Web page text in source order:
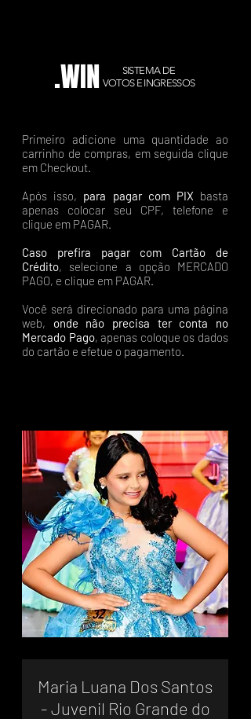
.WIN
SISTEMA DE
VOTOS E INGRESSOS
Primeiro adicione uma quantidade ao
carrinho de compras, em seguida clique
em Checkout.
Após isso, para pagar com PIX basta
apenas colocar seu CPF, telefone e
clique em PAGAR.
Caso prefira pagar com Cartão de
Crédito, selecione a opção MERCADO
PAGO, e clique em PAGAR.
Você será direcionado para uma página
web, onde não precisa ter conta no
Mercado Pago, apenas coloque os dados
do cartão e efetue o pagamento.
Maria Luana Dos Santos
- Juvenil Rio Grande do